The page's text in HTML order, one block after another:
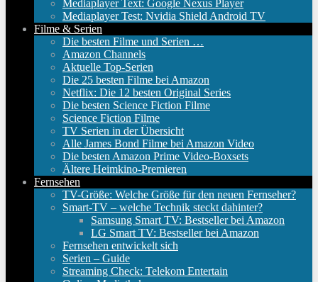
Mediaplayer Text: Google Nexus Player
Mediaplayer Test: Nvidia Shield Android TV
Filme & Serien
Die besten Filme und Serien …
Amazon Channels
Aktuelle Top-Serien
Die 25 besten Filme bei Amazon
Netflix: Die 12 besten Original Series
Die besten Science Fiction Filme
Science Fiction Filme
TV Serien in der Übersicht
Alle James Bond Filme bei Amazon Video
Die besten Amazon Prime Video-Boxsets
Ältere Heimkino-Premieren
Fernsehen
TV-Größe: Welche Größe für den neuen Fernseher?
Smart-TV – welche Technik steckt dahinter?
Samsung Smart TV: Bestseller bei Amazon
LG Smart TV: Bestseller bei Amazon
Fernsehen entwickelt sich
Serien – Guide
Streaming Check: Telekom Entertain